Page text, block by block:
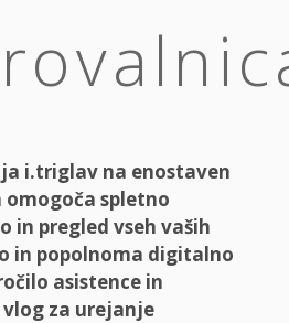
i.triglav na enostaven
omogoča spletno
in pregled vseh vaših
in popolnoma digitalno
asistence in
za urejanje